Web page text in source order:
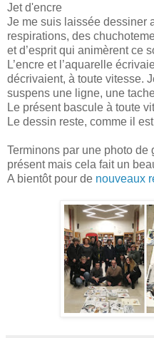
Jet d'encre
Je me suis laissée dessiner
respirations, des
et d’esprit qui animèrent ce
L’encre et l’aquarelle
décrivaient, à toute vitesse.
suspens une ligne, une
Le présent bascule à toute
Le dessin reste, comme il
Terminons par une photo de
présent mais cela fait un
A bientôt pour de nouveaux